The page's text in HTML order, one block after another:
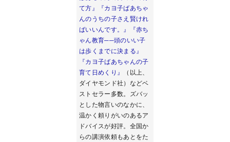
て方』
『カヨ子ばあちゃ
んのうちの子さえ賢けれ
ばいいんです。』
『赤ち
ゃん教育──頭のいい子
は歩くまでに決まる』
『カヨ子ばあちゃんの子
育て日めくり』
（以上、
ダイヤモンド社）などベ
ストセラー多数。ズバッ
とした物言いのなかに、
温かく頼りがいのあるア
ドバイスが好評。全国か
らの講演依頼もあとをた